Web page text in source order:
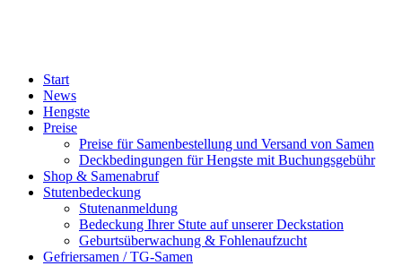
Start
News
Hengste
Preise
Preise für Samenbestellung und Versand von Samen
Deckbedingungen für Hengste mit Buchungsgebühr
Shop & Samenabruf
Stutenbedeckung
Stutenanmeldung
Bedeckung Ihrer Stute auf unserer Deckstation
Geburtsüberwachung & Fohlenaufzucht
Gefriersamen / TG-Samen